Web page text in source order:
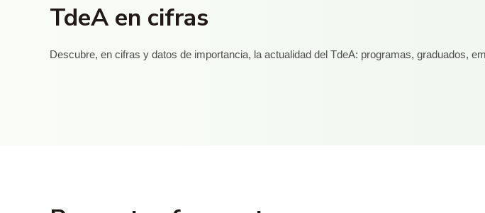
TdeA en cifras
Descubre, en cifras y datos de importancia, la actualidad del TdeA: programas, graduados,